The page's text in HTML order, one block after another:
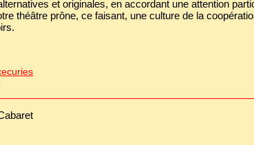
et originales, en accordant une attention
théâtre prône, ce faisant, une culture de la